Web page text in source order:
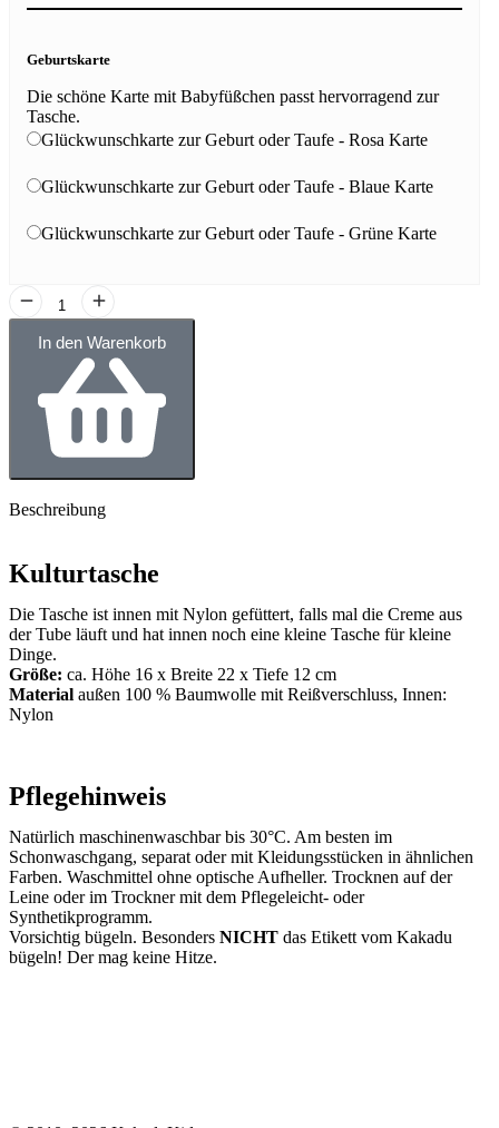
Geburtskarte
Die schöne Karte mit Babyfüßchen passt hervorragend zur
Tasche.
Glückwunschkarte zur Geburt oder Taufe - Rosa Karte
Glückwunschkarte zur Geburt oder Taufe - Blaue Karte
Glückwunschkarte zur Geburt oder Taufe - Grüne Karte
In den Warenkorb
Beschreibung
Kulturtasche
Die Tasche ist innen mit Nylon gefüttert, falls mal die Creme aus
der Tube läuft und hat innen noch eine kleine Tasche für kleine
Dinge.
Größe: ca. Höhe 16 x Breite 22 x Tiefe 12 cm
Material außen 100 % Baumwolle mit Reißverschluss, Innen:
Nylon
Pflegehinweis
Natürlich maschinenwaschbar bis 30°C. Am besten im
Schonwaschgang, separat oder mit Kleidungsstücken in ähnlichen
Farben. Waschmittel ohne optische Aufheller. Trocknen auf der
Leine oder im Trockner mit dem Pflegeleicht- oder
Synthetikprogramm.
Vorsichtig bügeln. Besonders NICHT das Etikett vom Kakadu
bügeln! Der mag keine Hitze.